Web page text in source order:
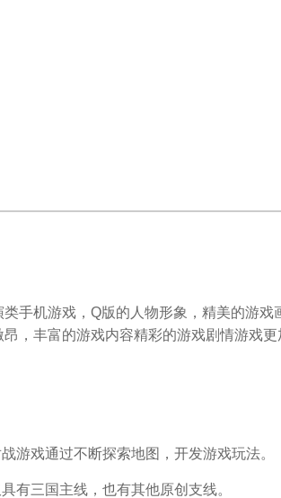
手机游戏，Q版的人物形象，精美的游戏
，丰富的游戏内容精彩的游戏剧情游戏更
游戏通过不断探索地图，开发游戏玩法。
有三国主线，也有其他原创支线。